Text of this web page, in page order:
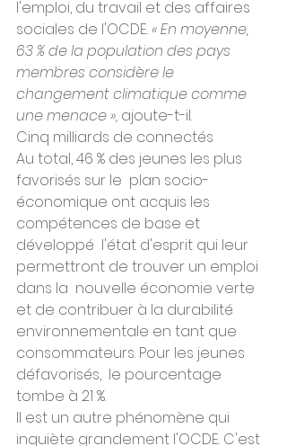
l'emploi, du travail et des affaires
sociales de l'OCDE. « En moyenne,
63 % de la population des pays
membres considère le
changement climatique comme
une menace », ajoute-t-il.
Cinq milliards de connectés
Au total, 46 % des jeunes les plus
favorisés sur le  plan socio-
économique ont acquis les
compétences de base et
développé  l'état d'esprit qui leur
permettront de trouver un emploi
dans la  nouvelle économie verte
et de contribuer à la durabilité
environnementale en tant que
consommateurs. Pour les jeunes
défavorisés,  le pourcentage
tombe à 21 %.
Il est un autre phénomène qui
inquiète grandement l'OCDE. C'est